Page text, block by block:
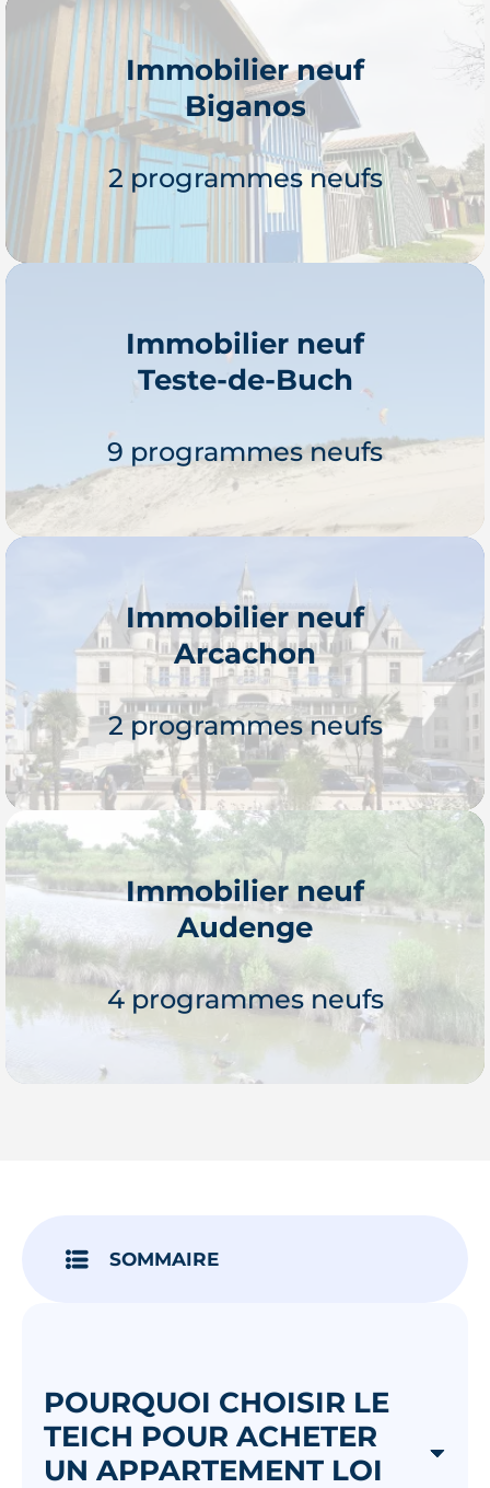
Je découvre
Immobilier neuf
Biganos
2 programmes neufs
Immobilier neuf
Teste-de-Buch
9 programmes neufs
Je découvre
Immobilier neuf
Arcachon
2 programmes neufs
Je découvre
Immobilier neuf
Audenge
4 programmes neufs
SOMMAIRE
POURQUOI CHOISIR LE
TEICH POUR ACHETER
UN APPARTEMENT LOI